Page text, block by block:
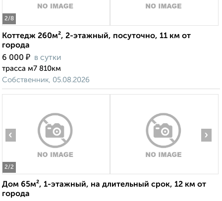
2/8
Коттедж 260м², 2-этажный, посуточно, 11 км от
города
6 000 ₽ в сутки
трасса м7 810км
Собственник, 05.08.2026
2/2
‹ ›
Дом 65м², 1-этажный, на длительный срок, 12 км от
города